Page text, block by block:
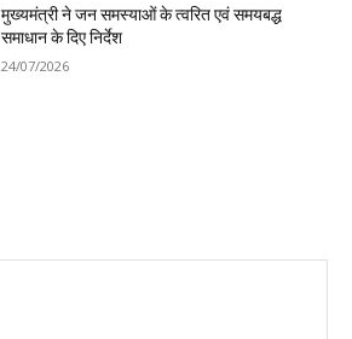
मुख्यमंत्री ने जन समस्याओं के त्वरित एवं समयबद्ध
समाधान के दिए निर्देश
24/07/2026